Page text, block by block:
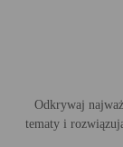
Odkrywaj
tematy i